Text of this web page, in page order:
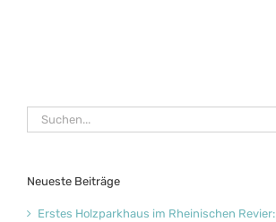
Suche
nach:
Neueste Beiträge
Erstes Holzparkhaus im Rheinischen Revier: